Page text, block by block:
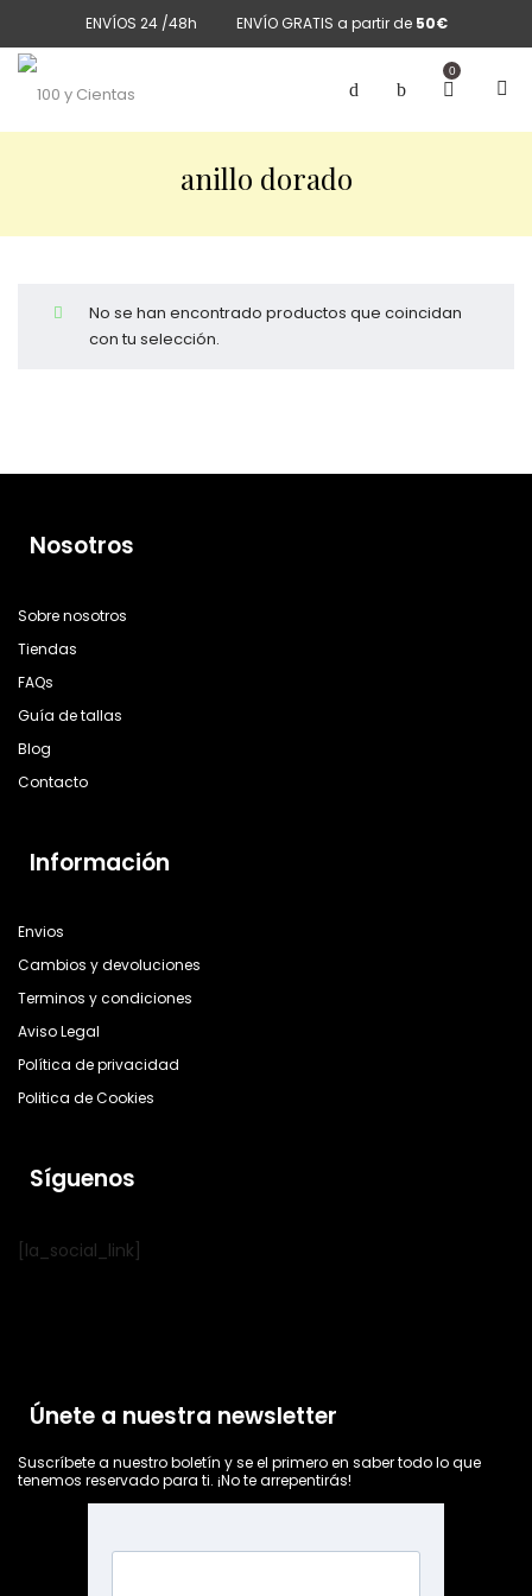
ENVÍOS 24 /48h ENVÍO GRATIS a partir de 50€
0
anillo dorado
No se han encontrado productos que coincidan
con tu selección.
Nosotros
Sobre nosotros
Tiendas
FAQs
Guía de tallas
Blog
Contacto
Información
Envios
Cambios y devoluciones
Terminos y condiciones
Aviso Legal
Política de privacidad
Politica de Cookies
Síguenos
[la_social_link]
Únete a nuestra newsletter
Suscríbete a nuestro boletín y se el primero en saber todo lo que
tenemos reservado para ti. ¡No te arrepentirás!